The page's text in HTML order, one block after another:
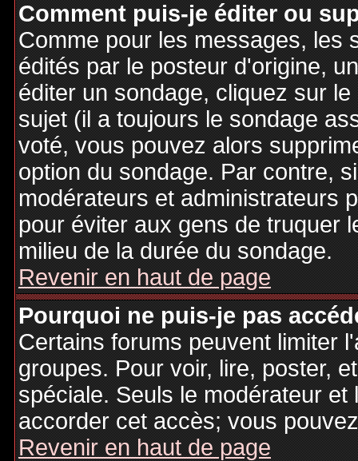
Comment puis-je éditer ou
Comme pour les messages, les
édités par le posteur d'origine,
éditer un sondage, cliquez sur
sujet (il a toujours le sondage
voté, vous pouvez alors
option du sondage. Par contre,
modérateurs et administrateurs
pour éviter aux gens de truquer
milieu de la durée du sondage.
Revenir en haut de page
Pourquoi ne puis-je pas
Certains forums peuvent limiter
groupes. Pour voir, lire, poster,
spéciale. Seuls le modérateur
accorder cet accès; vous
Revenir en haut de page